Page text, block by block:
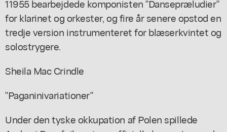
11955 bearbejdede komponisten "Dansepræludier"
for klarinet og orkester, og fire år senere opstod en
tredje version instrumenteret for blæserkvintet og
solostrygere.
Sheila Mac Crindle
"Paganinivariationer"
Under den tyske okkupation af Polen spillede